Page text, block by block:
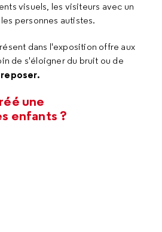
visuels, les visiteurs avec un
personnes autistes.
dans l'exposition offre aux
de s'éloigner du bruit ou de
une
enfants ?